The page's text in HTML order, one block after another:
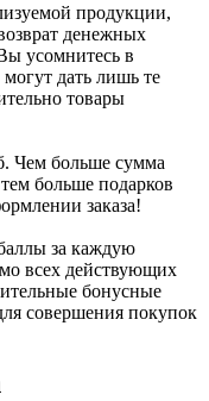
продукции,
денежных
усомнитесь в
могут дать лишь те
товары
Чем больше сумма
больше подарков
заказа!
за каждую
всех действующих
бонусные
совершения покупок